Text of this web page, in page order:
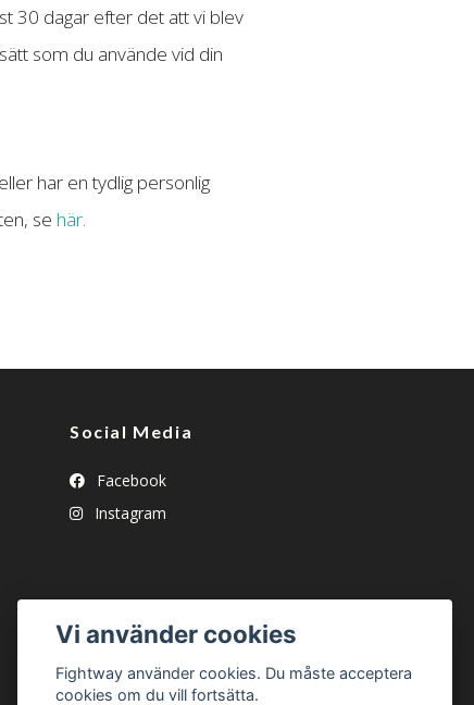
30 dagar efter det att vi blev
som du använde vid din
har en tydlig personlig
se här.
Social Media
Facebook
Instagram
Vi använder cookies
Fightway använder cookies. Du måste acceptera
cookies om du vill fortsätta.